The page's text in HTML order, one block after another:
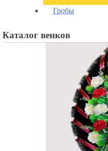
Гробы
Каталог венков